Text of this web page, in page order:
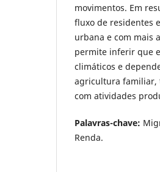
movimentos. Em
fluxo de residentes
urbana e com mais
permite inferir que
climáticos e
agricultura familiar,
com atividades
Palavras-chave:
Renda.